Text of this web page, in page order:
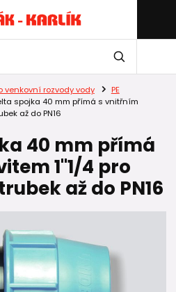
venkovní rozvody vody
PE
spojka 40 mm přímá s vnitřním
až do PN16
40 mm přímá
1"1/4 pro
až do PN16